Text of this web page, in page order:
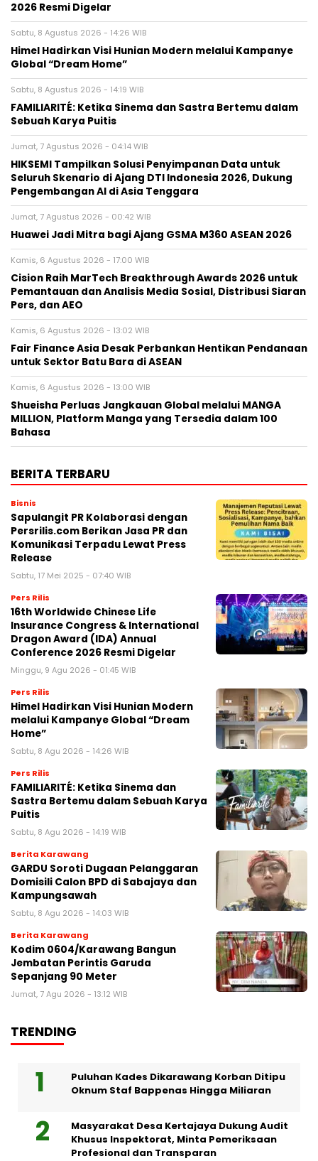
2026 Resmi Digelar
Sabtu, 8 Agustus 2026 - 14:26 WIB
Himel Hadirkan Visi Hunian Modern melalui Kampanye
Global “Dream Home”
Sabtu, 8 Agustus 2026 - 14:19 WIB
FAMILIARITÉ: Ketika Sinema dan Sastra Bertemu dalam
Sebuah Karya Puitis
Jumat, 7 Agustus 2026 - 04:14 WIB
HIKSEMI Tampilkan Solusi Penyimpanan Data untuk
Seluruh Skenario di Ajang DTI Indonesia 2026, Dukung
Pengembangan AI di Asia Tenggara
Jumat, 7 Agustus 2026 - 00:42 WIB
Huawei Jadi Mitra bagi Ajang GSMA M360 ASEAN 2026
Kamis, 6 Agustus 2026 - 17:00 WIB
Cision Raih MarTech Breakthrough Awards 2026 untuk
Pemantauan dan Analisis Media Sosial, Distribusi Siaran
Pers, dan AEO
Kamis, 6 Agustus 2026 - 13:02 WIB
Fair Finance Asia Desak Perbankan Hentikan Pendanaan
untuk Sektor Batu Bara di ASEAN
Kamis, 6 Agustus 2026 - 13:00 WIB
Shueisha Perluas Jangkauan Global melalui MANGA
MILLION, Platform Manga yang Tersedia dalam 100
Bahasa
BERITA TERBARU
Bisnis
Sapulangit PR Kolaborasi dengan
Persrilis.com Berikan Jasa PR dan
Komunikasi Terpadu Lewat Press
Release
Sabtu, 17 Mei 2025 - 07:40 WIB
Pers Rilis
16th Worldwide Chinese Life
Insurance Congress & International
Dragon Award (IDA) Annual
Conference 2026 Resmi Digelar
Minggu, 9 Agu 2026 - 01:45 WIB
Pers Rilis
Himel Hadirkan Visi Hunian Modern
melalui Kampanye Global “Dream
Home”
Sabtu, 8 Agu 2026 - 14:26 WIB
Pers Rilis
FAMILIARITÉ: Ketika Sinema dan
Sastra Bertemu dalam Sebuah Karya
Puitis
Sabtu, 8 Agu 2026 - 14:19 WIB
Berita Karawang
GARDU Soroti Dugaan Pelanggaran
Domisili Calon BPD di Sabajaya dan
Kampungsawah
Sabtu, 8 Agu 2026 - 14:03 WIB
Berita Karawang
Kodim 0604/Karawang Bangun
Jembatan Perintis Garuda
Sepanjang 90 Meter
Jumat, 7 Agu 2026 - 13:12 WIB
TRENDING
Puluhan Kades Dikarawang Korban Ditipu
Oknum Staf Bappenas Hingga Miliaran
Masyarakat Desa Kertajaya Dukung Audit
Khusus Inspektorat, Minta Pemeriksaan
Profesional dan Transparan